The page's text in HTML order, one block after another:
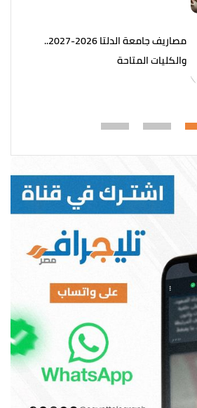
مصاريف جامعة الدلتا 2026-2027..
والكليات المتاحة